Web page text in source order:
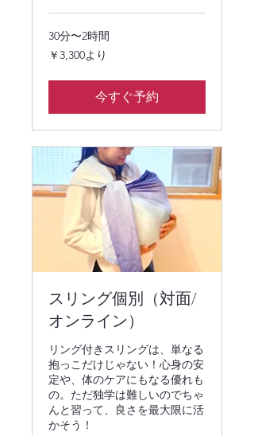
30分〜2時間
3,300
円
り
￥3,300より
今すぐ予約
スリング個別（対面/
オンライン）
リング付きスリングは、単なる
抱っこだけじゃない！心身の安
定や、体のケアにもなる優れも
の。ただ独学は難しいのでちゃ
んと習って、良さを最大限に活
かそう！